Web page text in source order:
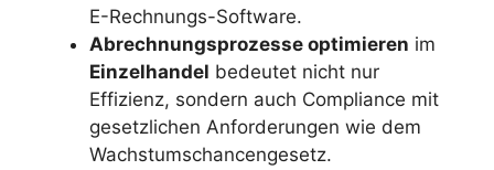
E-Rechnungs-Software.
Abrechnungsprozesse optimieren im
Einzelhandel bedeutet nicht nur
Effizienz, sondern auch Compliance mit
gesetzlichen Anforderungen wie dem
Wachstumschancengesetz.